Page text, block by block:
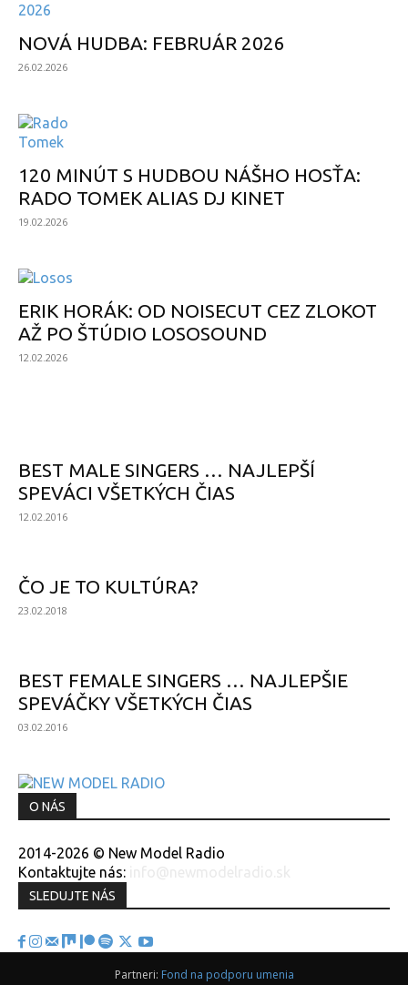
NOVÁ HUDBA: FEBRUÁR 2026
26.02.2026
120 MINÚT S HUDBOU NÁŠHO HOSŤA:
RADO TOMEK ALIAS DJ KINET
19.02.2026
ERIK HORÁK: OD NOISECUT CEZ ZLOKOT
AŽ PO ŠTÚDIO LOSOSOUND
12.02.2026
BEST MALE SINGERS … NAJLEPŠÍ
SPEVÁCI VŠETKÝCH ČIAS
12.02.2016
ČO JE TO KULTÚRA?
23.02.2018
BEST FEMALE SINGERS … NAJLEPŠIE
SPEVÁČKY VŠETKÝCH ČIAS
03.02.2016
O NÁS
2014-2026 © New Model Radio
Kontaktujte nás:
SLEDUJTE NÁS
Partneri: Fond na podporu umenia